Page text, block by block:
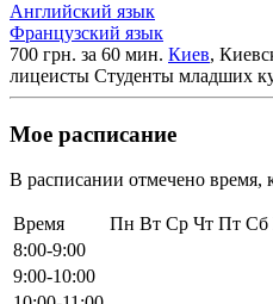
Английский язык
Французский язык
700 грн. за 60 мин. Киев,
лицеисты Студенты младших
Мое расписание
В расписании отмечено время,
Время Пн Вт Ср Чт Пт Сб
8:00-9:00
9:00-10:00